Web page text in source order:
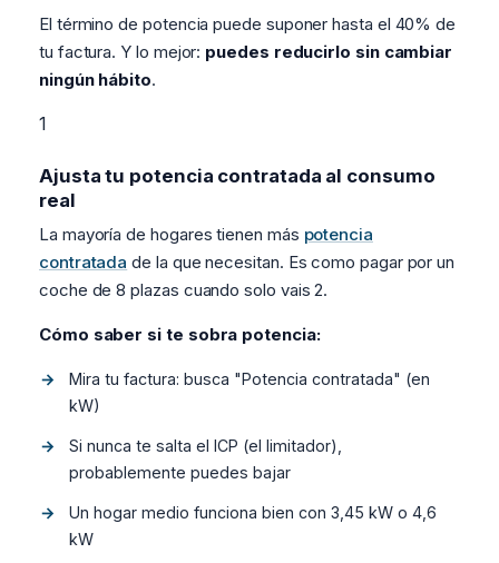
El término de potencia puede suponer hasta el 40% de
tu factura. Y lo mejor: puedes reducirlo sin cambiar
ningún hábito.
1
Ajusta tu potencia contratada al consumo
real
La mayoría de hogares tienen más potencia
contratada de la que necesitan. Es como pagar por un
coche de 8 plazas cuando solo vais 2.
Cómo saber si te sobra potencia:
Mira tu factura: busca "Potencia contratada" (en
kW)
Si nunca te salta el ICP (el limitador),
probablemente puedes bajar
Un hogar medio funciona bien con 3,45 kW o 4,6
kW